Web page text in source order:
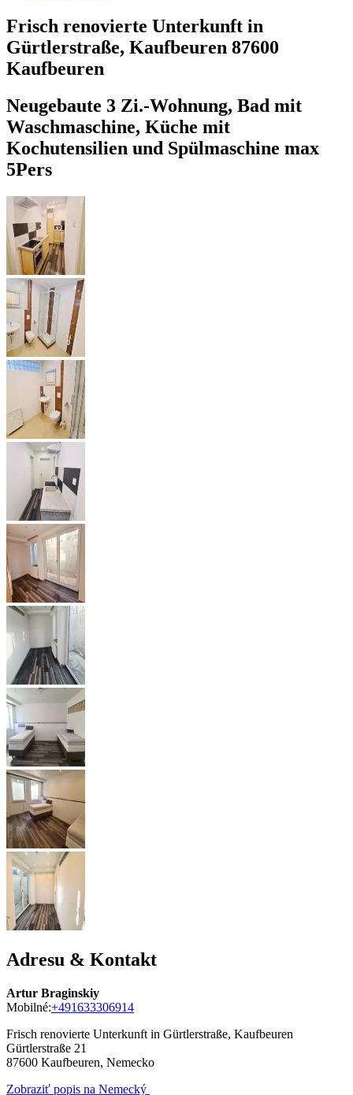
Frisch renovierte Unterkunft in
Gürtlerstraße, Kaufbeuren 87600
Kaufbeuren
Neugebaute 3 Zi.-Wohnung, Bad mit
Waschmaschine, Küche mit
Kochutensilien und Spülmaschine max
5Pers
Adresu & Kontakt
Artur Braginskiy
Mobilné:+491633306914
Frisch renovierte Unterkunft in Gürtlerstraße, Kaufbeuren
Gürtlerstraße 21
87600 Kaufbeuren, Nemecko
Zobraziť popis na Nemecký